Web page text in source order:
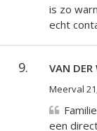
is zo
echt
9. VAN
Meerval
een